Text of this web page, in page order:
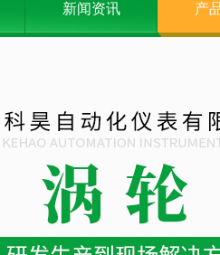
新闻资讯 产